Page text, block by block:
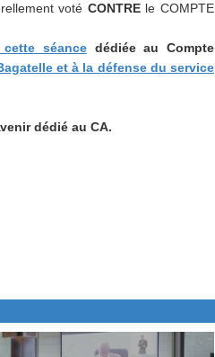
voté CONTREle COMPTE
séancedédiée au Compte
et à la défense du service
dédié au CA.